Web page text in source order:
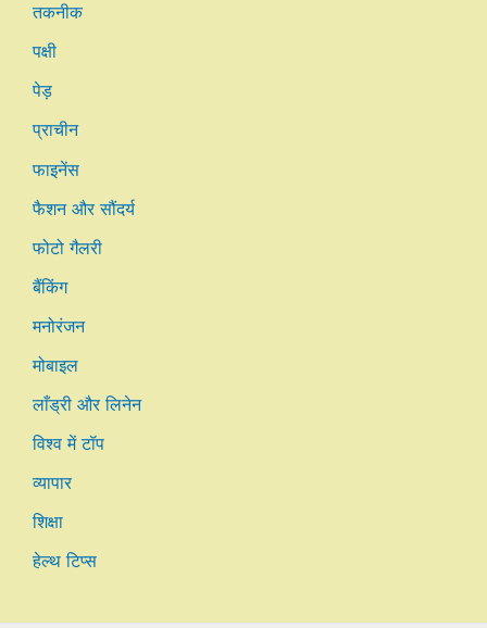
तकनीक
पक्षी
पेड़
प्राचीन
फाइनेंस
फैशन और सौंदर्य
फोटो गैलरी
बैंकिंग
मनोरंजन
मोबाइल
लाँड्री और लिनेन
विश्व में टॉप
व्यापार
शिक्षा
हेल्थ टिप्स